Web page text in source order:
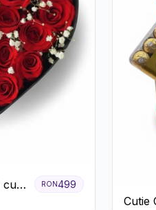
cu
RON499
Cutie